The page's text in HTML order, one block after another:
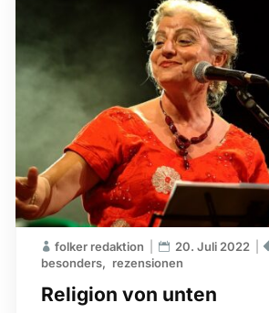
Religion von unten
folker redaktion 20. Juli 2022
besonders
rezensionen